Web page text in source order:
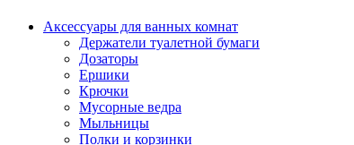
Аксессуары для ванных комнат
Держатели туалетной бумаги
Дозаторы
Ершики
Крючки
Мусорные ведра
Мыльницы
Полки и корзинки